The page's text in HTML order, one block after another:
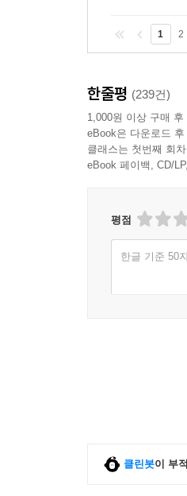
『1Q84』처럼 ’
『상실의 시대』
나는 지금, 200Q
1 2
한줄평 (239건)
1,000원 이상 구매 후
eBook은 다운로드
클래스는 첫번째 회
eBook 페이백, CD/
평점
한글 기준 50
클린봇이 부